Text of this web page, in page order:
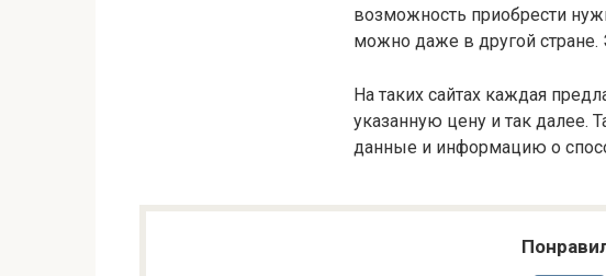
возможность приобрести
можно даже в другой стране.
На таких сайтах каждая
указанную цену и так далее.
данные и информацию о